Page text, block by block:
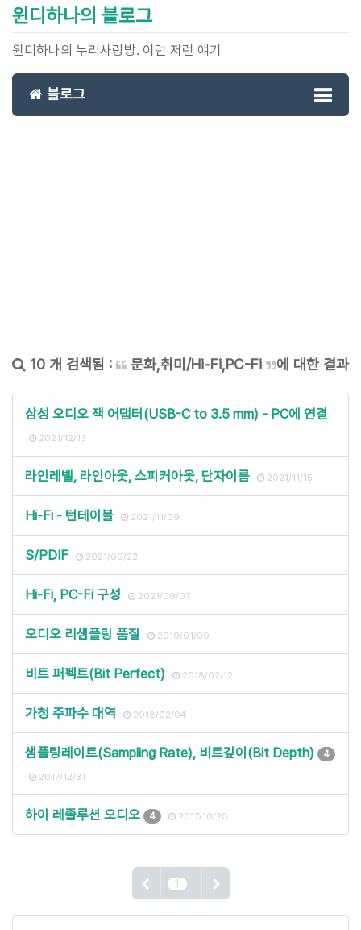
윈디하나의 블로그
윈디하나의 누리사랑방. 이런 저런 얘기
블로그
10 개 검색됨 : 문화,취미/Hi-Fi,PC-Fi 에 대한 결과
삼성 오디오 잭 어댑터(USB-C to 3.5 mm) - PC에 연결
2021/12/13
라인레벨, 라인아웃, 스피커아웃, 단자이름 2021/11/15
Hi-Fi - 턴테이블 2021/11/09
S/PDIF 2021/09/22
Hi-Fi, PC-Fi 구성 2021/09/07
오디오 리샘플링 품질 2019/01/09
비트 퍼펙트(Bit Perfect) 2018/02/12
가청 주파수 대역 2018/02/04
샘플링레이트(Sampling Rate), 비트깊이(Bit Depth) 4
2017/12/31
하이 레졸루션 오디오 4 2017/10/20
1